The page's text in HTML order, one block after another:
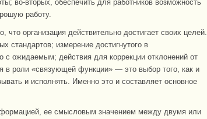
во-вторых, обеспечить для работников возможность
работу.
что организация действительно достигает своих целей.
стандартов; измерение достигнутого в
с ожидаемым; действия для коррекции отклонений от
в роли «связующей функции» — это выбор того, как и
и исполнять. Именно это и составляет основное
ее смысловым значением между двумя или